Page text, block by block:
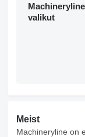
valikut
Meist
Machineryline on